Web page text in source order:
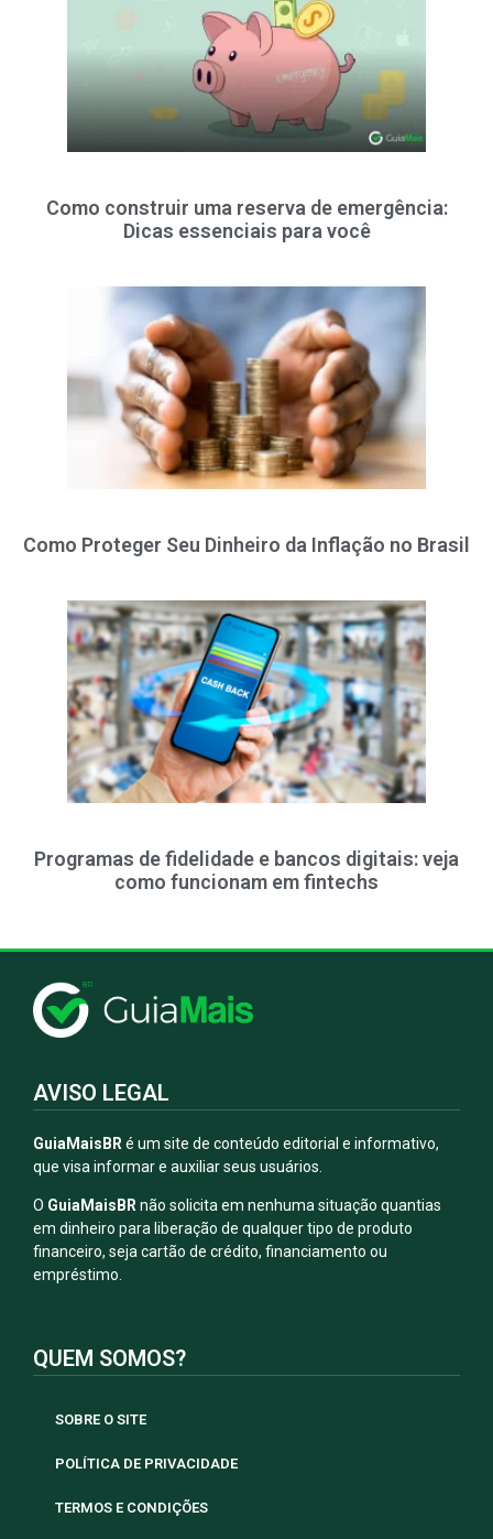
Como construir uma reserva de emergência:
Dicas essenciais para você
Como Proteger Seu Dinheiro da Inflação no Brasil
Programas de fidelidade e bancos digitais: veja
como funcionam em fintechs
AVISO LEGAL
GuiaMaisBR é um site de conteúdo editorial e informativo,
que visa informar e auxiliar seus usuários.
O GuiaMaisBRnão solicita em nenhuma situação quantias
em dinheiro para liberação de qualquer tipo de produto
financeiro, seja cartão de crédito, financiamento ou
empréstimo.
QUEM SOMOS?
SOBRE O SITE
POLÍTICA DE PRIVACIDADE
TERMOS E CONDIÇÕES